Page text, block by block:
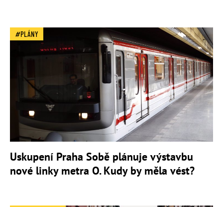
PLÁNY
Uskupení Praha Sobě plánuje výstavbu
nové linky metra O. Kudy by měla vést?